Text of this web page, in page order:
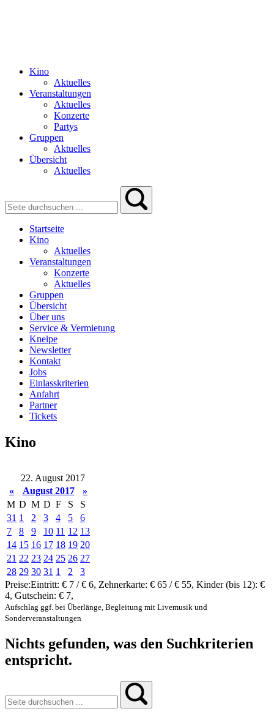
Kino
Aktuelles
Veranstaltungen
Aktuelles
Konzerte
Partys
Gruppen
Aktuelles
Übersicht
Aktuelles
Startseite
Kino
Aktuelles
Veranstaltungen
Konzerte
Aktuelles
Gruppen
Übersicht
Über uns
Service & Vermietung
Kneipe
Newsletter
Kontakt
Jobs
Einlasskriterien
Anfahrt
Partner
Tickets
Kino
22. August 2017
«
August 2017
»
M D M D F S
S
31 1 2 3 4 5
6
7
8 9 10 11 12 13
14 15 16 17 18 19 20
21 22 23 24 25 26 27
28 29 30 31 1 2
3
Preise:Eintritt: € 7 / € 6, Zehnerkarte: € 65 / € 55, Kinder (bis 12): €
4, Gutschein: € 7,
Aufschlag ggf. bei Überlänge, Begleitung mit Livemusik und
Sonderveranstaltungen
Nichts gefunden, was den Suchkriterien
entspricht.